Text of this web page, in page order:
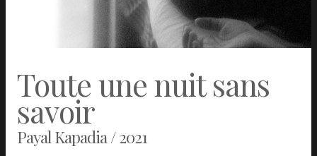
Toute une nuit sans
savoir
Payal Kapadia / 2021